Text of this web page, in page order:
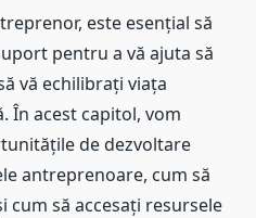
este esențial să
pentru a vă ajuta să
vă echilibrați viața
În acest capitol, vom
de dezvoltare
antreprenoare, cum să
cum să accesați resursele